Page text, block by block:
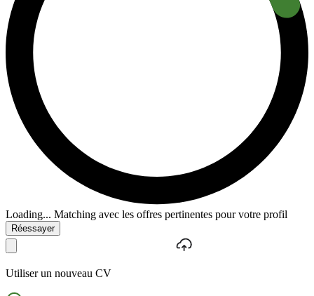
Loading... Matching avec les offres pertinentes pour votre profil
Réessayer
Utiliser un nouveau CV